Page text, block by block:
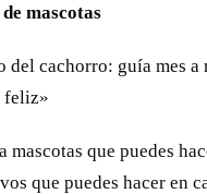
mascotas
del cachorro: guía mes a
feliz»
mascotas que puedes
que puedes hacer en